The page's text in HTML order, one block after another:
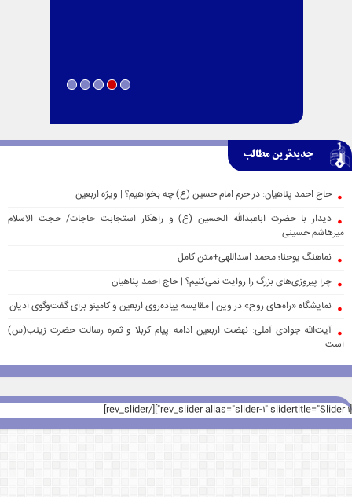
جدیدترین مطالب
حاج احمد پناهیان: در حرم امام حسین (ع) چه بخواهیم؟ | ویژه اربعین
دیدار با حضرت اباعبدالله الحسین (ع) و راهکار استجابت حاجات/ حجت الاسلام
میرهاشم حسینی
نماهنگ یوحنا؛ محمد اسداللهی+متن کامل
چرا پیروزی‌های بزرگ را روایت نمی‌کنیم؟ | حاج احمد پناهیان
نمایشگاه «راه‌های روح» در وین | مقایسه پیاده‌روی اربعین و کامینو برای گفت‌وگوی ادیان
آیت‌الله جوادی آملی: نهضت اربعین ادامه پیام کربلا و ثمره رسالت حضرت زینب(س)
است
[rev_slider alias="slider-1" slidertitle="Slider 1"][/rev_slider]